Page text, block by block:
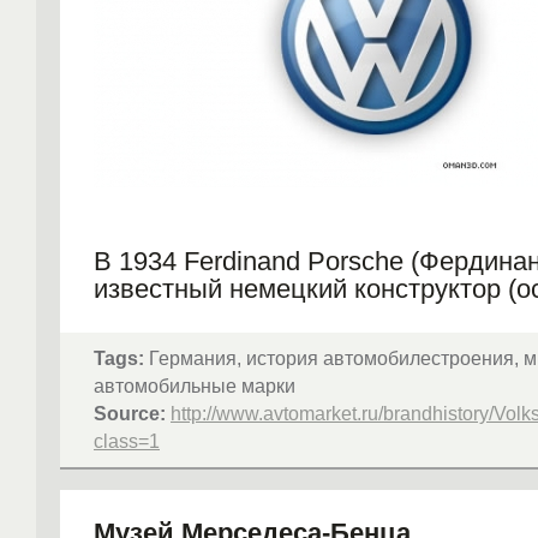
В 1934 Ferdinand Porsche
известный немецкий конструктор
компании Porsche AG), получил
национал-социалистического
Германии на разработку
легкового аVтомобиля.
И уже в 1935 году такой
Tags: Германия, история автомобилестроения,
автомобильные марки
Source: http://www.avtomarket.ru/brandhistory/
class=1